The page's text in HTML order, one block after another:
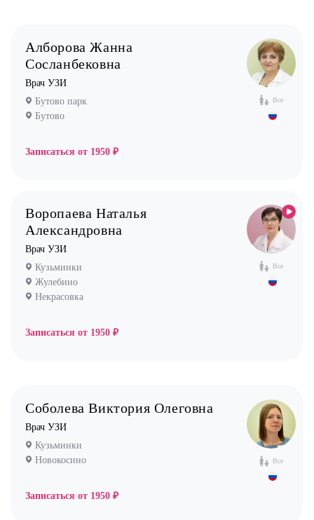
Дерматолог
Кардиолог детский
Логопед
Маммолог
Ортопед
Оториноларинголог (лор)
Офтальмолог (Окулист)
Педиатр
Психиатр
Стоматолог ортодонт
Стоматолог ортопед
Стоматолог хирург
Врач УЗИ
Жулебино
Кузьминки
Некрасовка
Все
Алборова Жанна
Сосланбековна
Врач УЗИ
Бутово парк
Бутово
Записаться от 1950 ₽
Все
Воропаева Наталья
Александровна
Врач УЗИ
Кузьминки
Жулебино
Некрасовка
Записаться от 1950 ₽
Все
Соболева Виктория Олеговна
Врач УЗИ
Кузьминки
Новокосино
Записаться от 1950 ₽